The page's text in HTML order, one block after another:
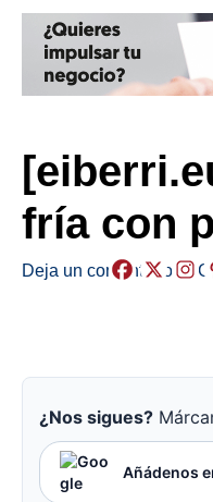
fría con
Deja un comentario /
¿Nos sigues?
Añádenos